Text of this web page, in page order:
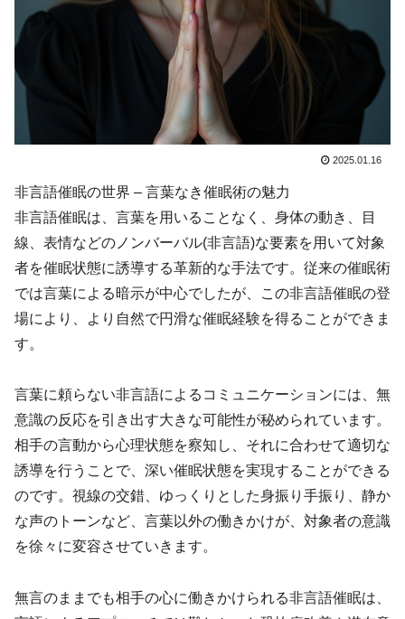
2025.01.16
非言語催眠の世界 – 言葉なき催眠術の魅力
非言語催眠は、言葉を用いることなく、身体の動き、目
線、表情などのノンバーバル(非言語)な要素を用いて対象
者を催眠状態に誘導する革新的な手法です。従来の催眠術
では言葉による暗示が中心でしたが、この非言語催眠の登
場により、より自然で円滑な催眠経験を得ることができま
す。
言葉に頼らない非言語によるコミュニケーションには、無
意識の反応を引き出す大きな可能性が秘められています。
相手の言動から心理状態を察知し、それに合わせて適切な
誘導を行うことで、深い催眠状態を実現することができる
のです。視線の交錯、ゆっくりとした身振り手振り、静か
な声のトーンなど、言葉以外の働きかけが、対象者の意識
を徐々に変容させていきます。
無言のままでも相手の心に働きかけられる非言語催眠は、